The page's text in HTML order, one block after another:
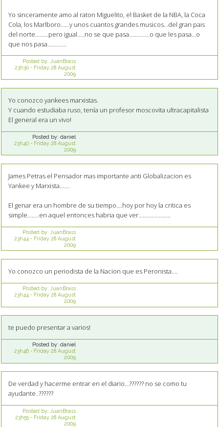
Yo sinceramente amo al raton Miguelito, el Basket de la NBA, la Coca
Cola, los Marlboro......y unos cuantos grandes musicos...del gran pais
del norte.........pero igual.....no se que pasa..............o que les pasa...o
que nos pasa.............
Posted by: JuanBrass
23h30- Friday 28 August
2009
Yo conozco yankees marxistas.
Y cuando estudiaba ruso, tenía un profesor moscovita ultracapitalista
El general era un vivo!
Posted by: daniel
23h40- Friday 28 August
2009
James Petras el Pensador mas importante anti Globalizacion es
Yankee y Marxista.......
El genar era un hombre de su tiempo....hoy por hoy la critica es
simple........en aquel entonces habria que ver......................
Posted by: JuanBrass
23h44- Friday 28 August
2009
Yo conozco un periodista de la Nacion que es Peronista....
Posted by: JuanBrass
23h44- Friday 28 August
2009
te puedo presentar a varios!
Posted by: daniel
23h46- Friday 28 August
2009
De verdad y hacerme entrar en el diario...?????? no se como tu
ayudante..??????
Posted by: JuanBrass
23h55- Friday 28 August
2009